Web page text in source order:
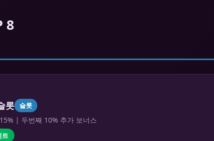
8
롯 슬롯
| 두번째 10% 추가 보너스
트